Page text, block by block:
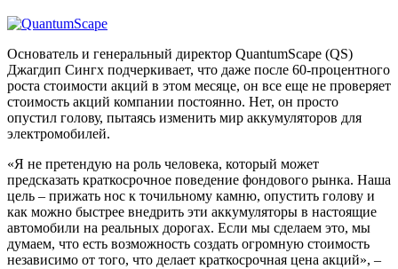
Основатель и генеральный директор QuantumScape (QS)
Джагдип Сингх подчеркивает, что даже после 60-процентного
роста стоимости акций в этом месяце, он все еще не проверяет
стоимость акций компании постоянно. Нет, он просто
опустил голову, пытаясь изменить мир аккумуляторов для
электромобилей.
«Я не претендую на роль человека, который может
предсказать краткосрочное поведение фондового рынка. Наша
цель – прижать нос к точильному камню, опустить голову и
как можно быстрее внедрить эти аккумуляторы в настоящие
автомобили на реальных дорогах. Если мы сделаем это, мы
думаем, что есть возможность создать огромную стоимость
независимо от того, что делает краткосрочная цена акций», –